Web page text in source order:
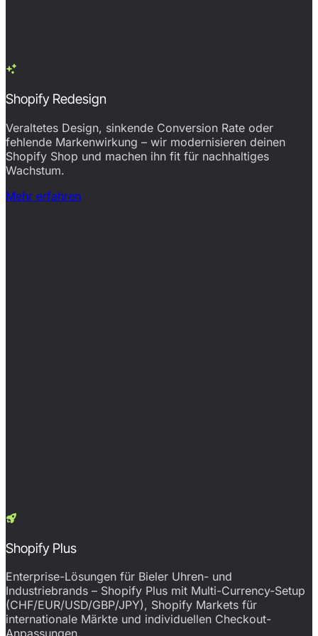
Shopify Redesign
Veraltetes Design, sinkende Conversion Rate oder
fehlende Markenwirkung – wir modernisieren deinen
Shopify Shop und machen ihn fit für nachhaltiges
Wachstum.
Mehr erfahren
Shopify Plus
Enterprise-Lösungen für Bieler Uhren- und
Industriebrands – Shopify Plus mit Multi-Currency-Setup
(CHF/EUR/USD/GBP/JPY), Shopify Markets für
internationale Märkte und individuellen Checkout-